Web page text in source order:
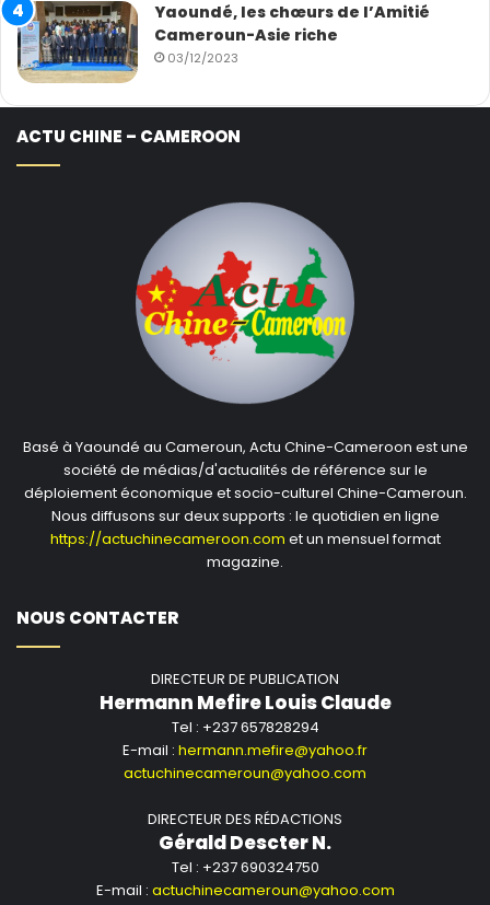
Yaoundé, les chœurs de l’Amitié
Cameroun-Asie riche
03/12/2023
ACTU CHINE – CAMEROON
Basé à Yaoundé au Cameroun, Actu Chine-Cameroon est une
société de médias/d'actualités de référence sur le
déploiement économique et socio-culturel Chine-Cameroun.
Nous diffusons sur deux supports : le quotidien en ligne
https://actuchinecameroon.com et un mensuel format
magazine.
NOUS CONTACTER
DIRECTEUR DE PUBLICATION
Hermann Mefire Louis Claude
Tel : +237 657828294
E-mail : hermann.mefire@yahoo.fr
actuchinecameroun@yahoo.com
DIRECTEUR DES RÉDACTIONS
Gérald Descter N.
Tel : +237 690324750
E-mail : actuchinecameroun@yahoo.com